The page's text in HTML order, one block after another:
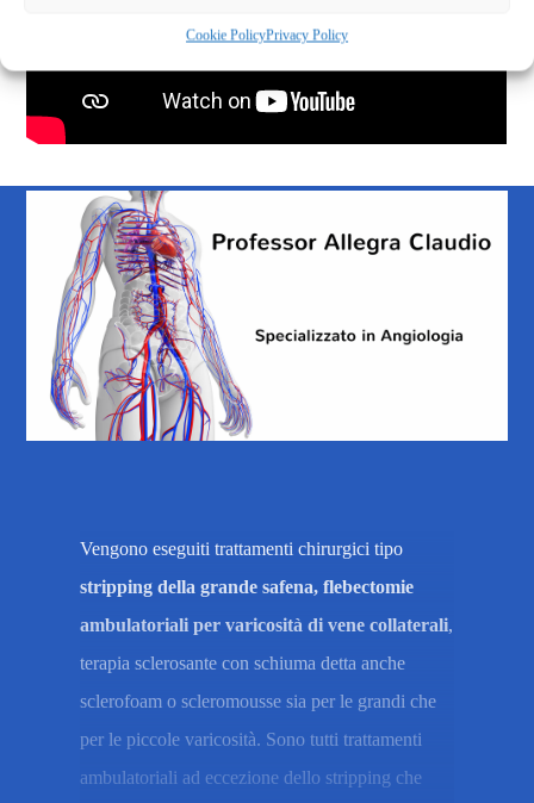
Cookie PolicyPrivacy Policy
Vengono eseguiti trattamenti chirurgici tipo
stripping della grande safena, flebectomie
ambulatoriali per varicosità di vene collaterali,
terapia sclerosante con schiuma detta anche
sclerofoam o scleromousse sia per le grandi che
per le piccole varicosità. Sono tutti trattamenti
ambulatoriali ad eccezione dello stripping che